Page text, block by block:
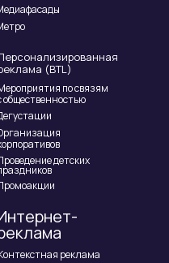
(BTL)
реклама
по связям
общественностью
детских